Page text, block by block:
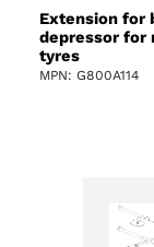
Extension for
depressor
tyres
MPN: G800A114